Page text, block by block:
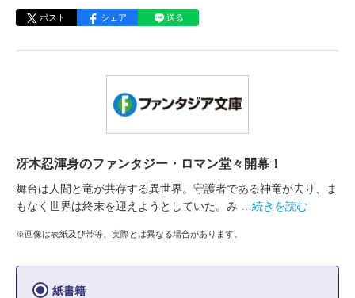
ポスト シェア 送る
冴木忍渾身のファンタジー・ロマン堂々開幕！
舞台は人間と竜が共存する異世界。守護者である神竜が去り、ま
もなく世界は終末を迎えようとしていた。み
…続きを読む
※画像は表紙及び帯等、実際とは異なる場合があります。
紙書籍